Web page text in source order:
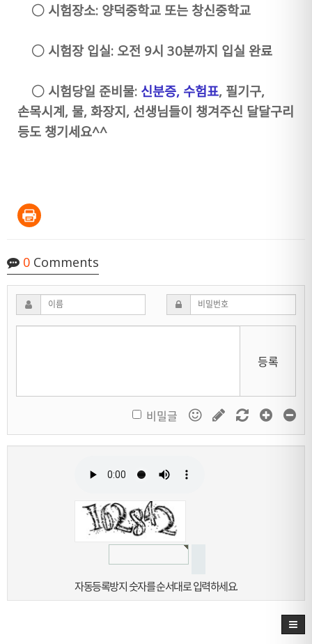
○ 시험장소: 양덕중학교 또는 창신중학교
○ 시험장 입실: 오전 9시 30분까지 입실 완료
○ 시험당일 준비물: 신분증, 수험표, 필기구,
손목시계, 물, 화장지, 선생님들이 챙겨주신 달달구리
등도 챙기세요^^
0 Comments
등록
비밀글
자동등록방지 숫자를 순서대로 입력하세요.